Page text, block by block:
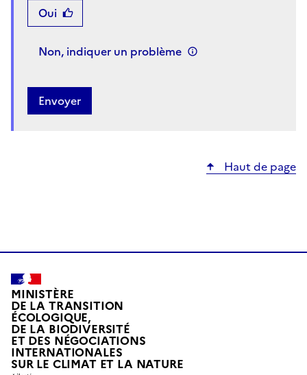
Oui
Non, indiquer un problème
Haut de page
MINISTÈRE
DE LA TRANSITION
ÉCOLOGIQUE,
DE LA BIODIVERSITÉ
ET DES NÉGOCIATIONS
INTERNATIONALES
SUR LE CLIMAT ET LA NATUREL